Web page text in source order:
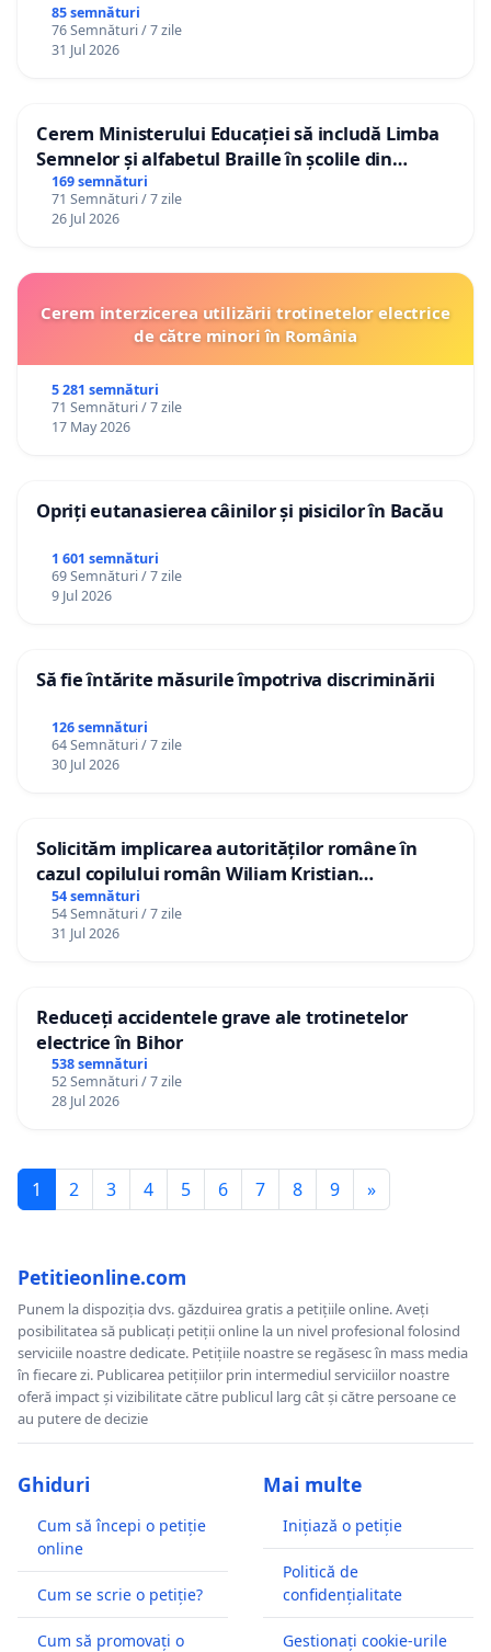
85 semnături
76 Semnături / 7 zile
31 Jul 2026
Cerem Ministerului Educației să includă Limba
Semnelor și alfabetul Braille în școlile din
Republica Moldova!
169 semnături
71 Semnături / 7 zile
26 Jul 2026
Cerem interzicerea utilizării trotinetelor electrice
de către minori în România
5 281 semnături
71 Semnături / 7 zile
17 May 2026
Opriți eutanasierea câinilor și pisicilor în Bacău
1 601 semnături
69 Semnături / 7 zile
9 Jul 2026
Să fie întărite măsurile împotriva discriminării
126 semnături
64 Semnături / 7 zile
30 Jul 2026
Solicităm implicarea autorităților române în
cazul copilului român Wiliam Kristian
Gheorghe, aflat în plasament în Danemarca de
12 ani
54 semnături
54 Semnături / 7 zile
31 Jul 2026
Reduceți accidentele grave ale trotinetelor
electrice în Bihor
538 semnături
52 Semnături / 7 zile
28 Jul 2026
1 2 3 4 5 6 7 8 9 »
Petitieonline.com
Punem la dispoziția dvs. găzduirea gratis a petițiile online. Aveți
posibilitatea să publicați petiții online la un nivel profesional folosind
serviciile noastre dedicate. Petițiile noastre se regăsesc în mass media
în fiecare zi. Publicarea petițiilor prin intermediul serviciilor noastre
oferă impact și vizibilitate către publicul larg cât și către persoane ce
au putere de decizie
Ghiduri
Cum să începi o petiție
online
Cum se scrie o petiție?
Cum să promovați o
Mai multe
Inițiază o petiție
Politică de
confidențialitate
Gestionați cookie-urile